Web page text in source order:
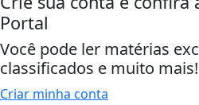
Portal
Você pode ler matérias
classificados e muito mais!
Criar minha conta